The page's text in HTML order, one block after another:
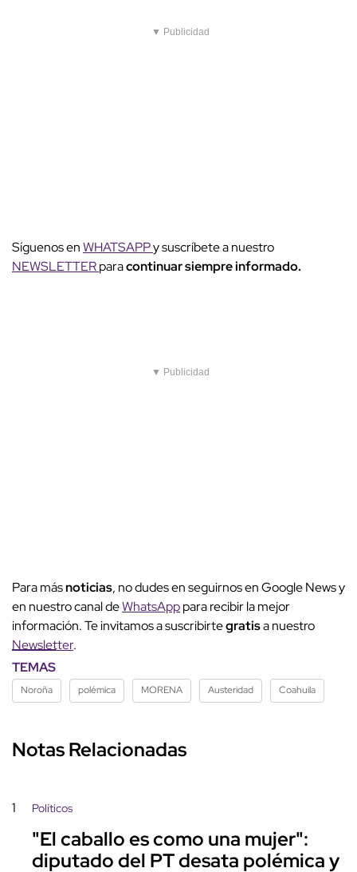
▼ Publicidad
Síguenos enWHATSAPPy suscríbete a nuestro
NEWSLETTERparacontinuar siempre informado.
▼ Publicidad
Para másnoticias, no dudes en seguirnos en Google News y
en nuestro canal deWhatsApppara recibir la mejor
información. Te invitamos a suscribirtegratisa nuestro
Newsletter.
TEMAS
Noroña polémica MORENA Austeridad Coahuila
Notas Relacionadas
1 Políticos
"El caballo es como una mujer":
diputado del PT desata polémica y